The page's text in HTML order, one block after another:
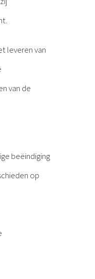
leveren van
van de
beëindiging
op